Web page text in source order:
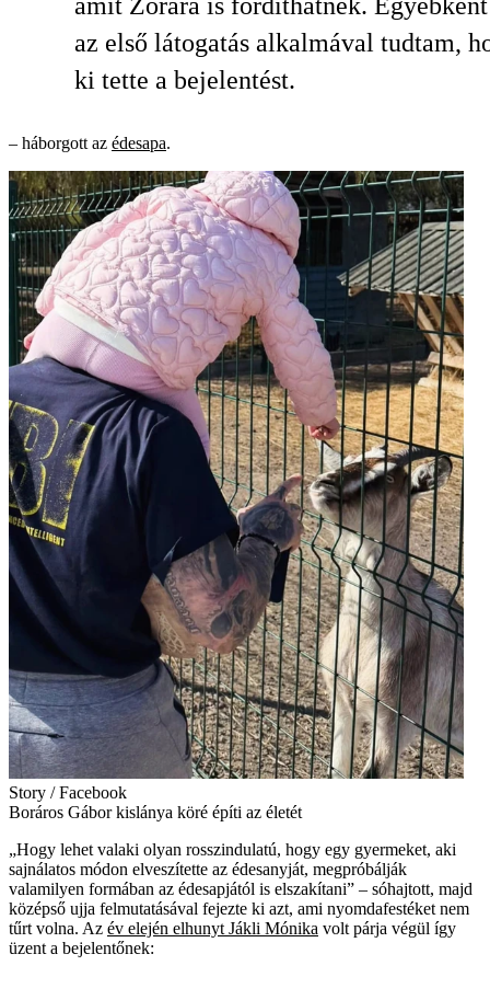
amit Zorára is fordíthatnék.
az első látogatás alkalmával tudtam,
ki tette a bejelentést.
– háborgott az édesapa.
Story / Facebook
Boráros Gábor kislánya köré építi az életét
„Hogy lehet valaki olyan rosszindulatú, hogy egy gyermeket, aki
sajnálatos módon elveszítette az édesanyját, megpróbálják
valamilyen formában az édesapjától is elszakítani” – sóhajtott, majd
középső ujja felmutatásával fejezte ki azt, ami nyomdafestéket nem
tűrt volna. Az év elején elhunyt Jákli Mónika volt párja végül így
üzent a bejelentőnek: